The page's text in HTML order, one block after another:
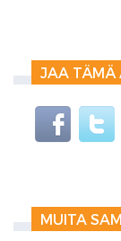
JAA TÄMÄ
MUITA